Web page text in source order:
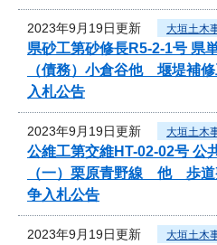
2023年9月19日更新 大垣土木
県砂工第砂修長R5-2-1号 県
（債務）小倉谷他 堰堤補
入札公告
2023年9月19日更新 大垣土木
公維工第交維HT-02-02号 公
（一）栗原青野線 他 歩道
争入札公告
2023年9月19日更新 大垣土木